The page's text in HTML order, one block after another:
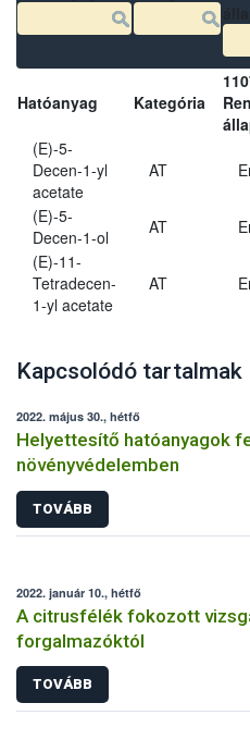
Hatóanyag Kategória
(E)-5-
Decen-1-yl
acetate
AT
(E)-5-
Decen-1-ol
AT
(E)-11-
Tetradecen-
1-yl acetate
AT
Kapcsolódó tartalmak
2022. május 30., hétfő
Helyettesítő hatóanyagok
növényvédelemben
TOVÁBB
2022. január 10., hétfő
A citrusfélék fokozott
forgalmazóktól
TOVÁBB